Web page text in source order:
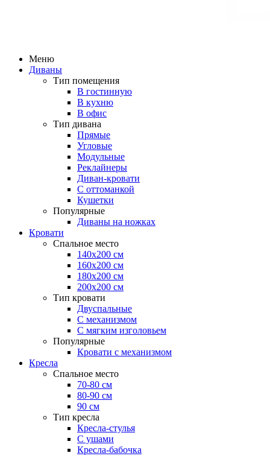
Меню
Диваны
Тип помещения
В гостинную
В кухню
В офис
Тип дивана
Прямые
Угловые
Модульные
Реклайнеры
Диван-кровати
С оттоманкой
Кушетки
Популярные
Диваны на ножках
Кровати
Спальное место
140х200 см
160х200 см
180х200 см
200х200 см
Тип кровати
Двуспальные
С механизмом
С мягким изголовьем
Популярные
Кровати с механизмом
Кресла
Спальное место
70-80 см
80-90 см
90 см
Тип кресла
Кресла-стулья
С ушами
Кресла-бабочка